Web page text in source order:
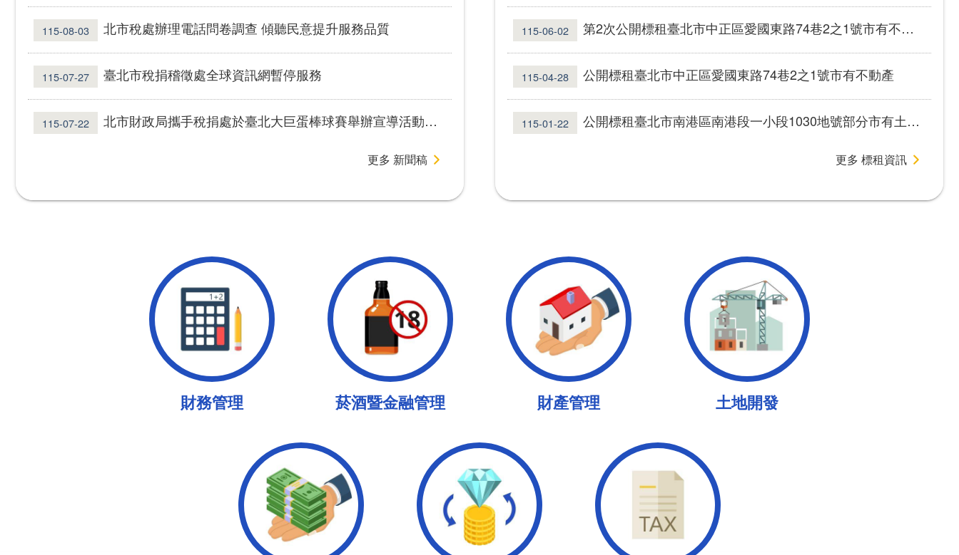
115-08-03 北市稅處辦理電話問卷調查 傾聽民意提升服務品質
115-07-27 臺北市稅捐稽徵處全球資訊網暫停服務
115-07-22 北市財政局攜手稅捐處於臺北大巨蛋棒球賽舉辦宣導活動，現場破萬球迷熱情應援！
更多 新聞稿
115-06-02 第2次公開標租臺北市中正區愛國東路74巷2之1號市有不動產
115-04-28 公開標租臺北市中正區愛國東路74巷2之1號市有不動產
115-01-22 公開標租臺北市南港區南港段一小段1030地號部分市有土地作電動車充換電站使用案
更多 標租資訊
財務管理 菸酒暨金融管理 財產管理 土地開發